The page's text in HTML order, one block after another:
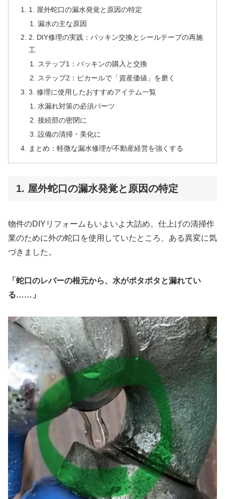
1. 屋外蛇口の漏水発覚と原因の特定
漏水の主な原因
2. DIY修理の実践：パッキン交換とシールテープの再施
工
ステップ1：パッキンの購入と交換
ステップ2：ピカールで「資産価値」を磨く
3. 修理に使用したおすすめアイテム一覧
水漏れ対策の必須パーツ
接続部の密閉に
設備の清掃・美化に
まとめ：軽微な漏水修理が不動産経営を強くする
1. 屋外蛇口の漏水発覚と原因の特定
物件のDIYリフォームもいよいよ大詰め。仕上げの清掃作
業のために外の蛇口を使用していたところ、ある異変に気
づきました。
「蛇口のレバーの根元から、水がポタポタと漏れてい
る……」